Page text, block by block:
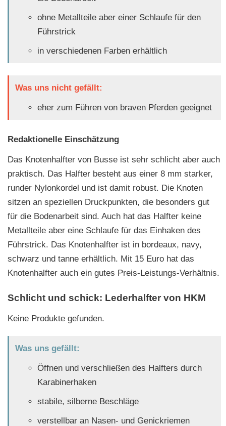
ohne Metallteile aber einer Schlaufe für den
Führstrick
in verschiedenen Farben erhältlich
Was uns nicht gefällt:
eher zum Führen von braven Pferden geeignet
Redaktionelle Einschätzung
Das Knotenhalfter von Busse ist sehr schlicht aber auch
praktisch. Das Halfter besteht aus einer 8 mm starker,
runder Nylonkordel und ist damit robust. Die Knoten
sitzen an speziellen Druckpunkten, die besonders gut
für die Bodenarbeit sind. Auch hat das Halfter keine
Metallteile aber eine Schlaufe für das Einhaken des
Führstrick. Das Knotenhalfter ist in bordeaux, navy,
schwarz und tanne erhältlich. Mit 15 Euro hat das
Knotenhalfter auch ein gutes Preis-Leistungs-Verhältnis.
Schlicht und schick: Lederhalfter von HKM
Keine Produkte gefunden.
Was uns gefällt:
Öffnen und verschließen des Halfters durch
Karabinerhaken
stabile, silberne Beschläge
verstellbar an Nasen- und Genickriemen